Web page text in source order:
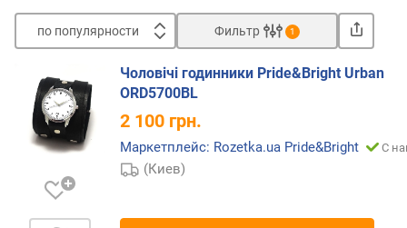
по популярности
п
о
п
о
у
л
я
Фильтр 1
Чоловічі годинники Pride&Bright Urban
ORD5700BL
2 100 грн.
Маркетплейс: Rozetka.ua Pride&Bright С
(Киев)